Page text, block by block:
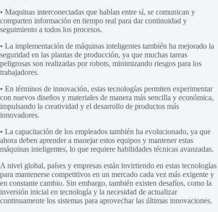
• Maquinas interconectadas que hablan entre sí, se comunican y
comparten información en tiempo real para dar continuidad y
seguimiento a todos los procesos.
• La implementación de máquinas inteligentes también ha mejorado la
seguridad en las plantas de producción, ya que muchas tareas
peligrosas son realizadas por robots, minimizando riesgos para los
trabajadores.
• En términos de innovación, estas tecnologías permiten experimentar
con nuevos diseños y materiales de manera más sencilla y económica,
impulsando la creatividad y el desarrollo de productos más
innovadores.
• La capacitación de los empleados también ha evolucionado, ya que
ahora deben aprender a manejar estos equipos y mantener estas
máquinas inteligentes, lo que requiere habilidades técnicas avanzadas.
A nivel global, países y empresas están invirtiendo en estas tecnologías
para mantenerse competitivos en un mercado cada vez más exigente y
en constante cambio. Sin embargo, también existen desafíos, como la
inversión inicial en tecnología y la necesidad de actualizar
continuamente los sistemas para aprovechar las últimas innovaciones.